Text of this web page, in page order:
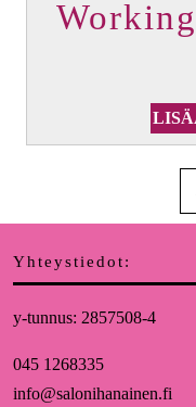
Yhteystiedot:
y-tunnus: 2857508-4
045 1268335
info@salonihanainen.fi